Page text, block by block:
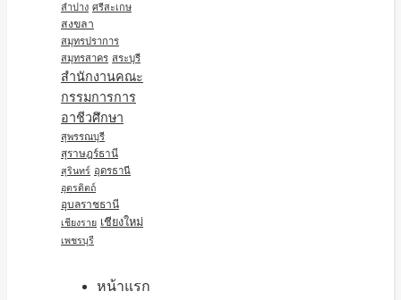
ลำปาง ศรีสะเกษ
สงขลา
สมุทรปราการ
สมุทรสาคร สระบุรี
สำนักงานคณะ
กรรมการการ
อาชีวศึกษา
สุพรรณบุรี
สุราษฎร์ธานี
สุรินทร์ อุดรธานี
อุตรดิตถ์
อุบลราชธานี
เชียงราย เชียงใหม่
เพชรบุรี
หน้าแรก